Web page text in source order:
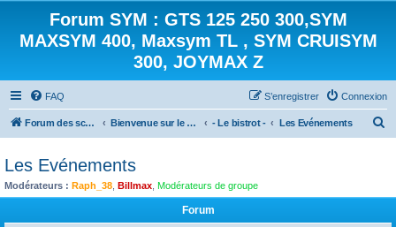
Forum SYM : GTS 125 250 300,SYM
MAXSYM 400, Maxsym TL , SYM CRUISYM
300, JOYMAX Z
FAQ Connexion
S’enregistrer
Forum des scooters SYM - GTS -MAXSYM - CRUISYM - JOYMAX - Maxsym TL Bienvenue sur le forum des scooters de la gamme SYM - Le bistrot - Les Evénements
Les Evénements
Modérateurs : Raph_38 Billmax Modérateurs de groupe
Forum